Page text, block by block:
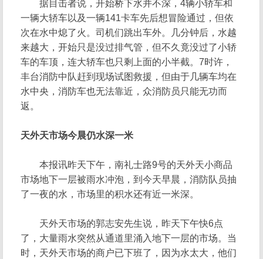
据目击者说，开始桥下水并不深，4辆小轿车和
一辆大轿车以及一辆141卡车先后想冒险通过，但依
次在水中熄了火。司机们跳出车外。几分钟后，水越
来越大，开始只是没过排气管，但不久竟没过了小轿
车的车顶，连大轿车也只剩上面的小半截。7时许，
丰台消防中队赶到现场试图救援，但由于几辆车均在
水中央，消防车也无法靠近，众消防员只能无功而
返。
天外天市场今晨仍水深一米
本报讯昨天下午，南礼士路9号的天外天小商品
市场地下一层被雨水冲泡，到今天早晨，消防队员抽
了一夜的水，市场里的积水还有近一米深。
天外天市场的郭志安先生说，昨天下午快6点
了，大量雨水突然从通道里涌入地下一层的市场。当
时，天外天市场的商户已下班了，因为水太大，他们